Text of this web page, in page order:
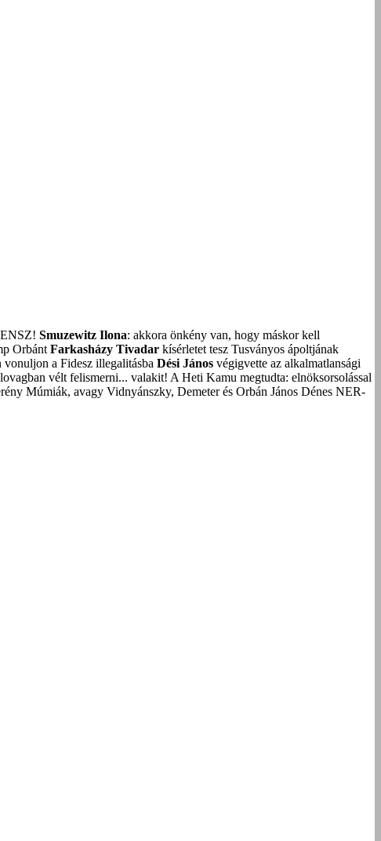
Smuzewitz Ilona: akkora önkény van, hogy máskor kell
Orbánt Farkasházy Tivadar kísérletet tesz Tusványos ápoltjának
a Fidesz illegalitásba Dési János végigvette az alkalmatlansági
vélt felismerni... valakit! A Heti Kamu megtudta: elnöksorsolással
Múmiák, avagy Vidnyánszky, Demeter és Orbán János Dénes NER-